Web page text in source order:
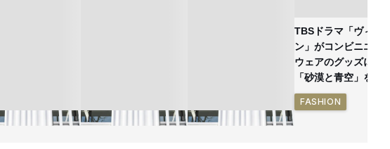
TBSドラマ「ヴィヴ
ン」がコンビニエン
ウェアのグッズに
「砂漠と青空」を表
FASHION